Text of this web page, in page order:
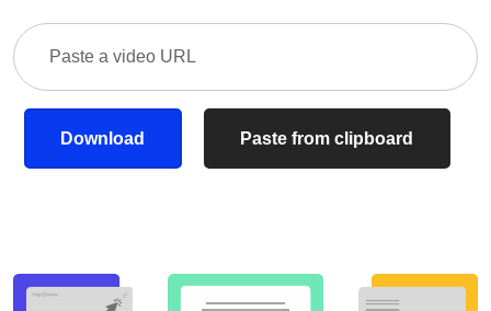
Download Paste from clipboard